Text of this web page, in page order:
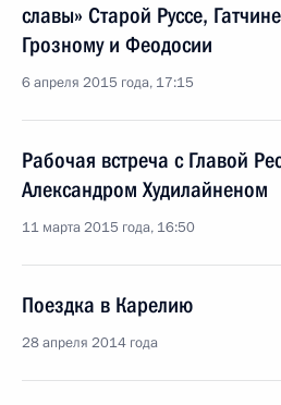
славы» Старой Руссе,
Грозному и Феодосии
6 апреля 2015 года, 17:15
Рабочая встреча с Главой
Александром Худилайненом
11 марта 2015 года, 16:50
Поездка в Карелию
28 апреля 2014 года